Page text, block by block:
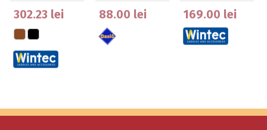
Piele Pentru
C…
302.23 lei
Pentru Șeile
Daslö
88.00 lei
Pentru Șeile
Winte…
169.00 lei